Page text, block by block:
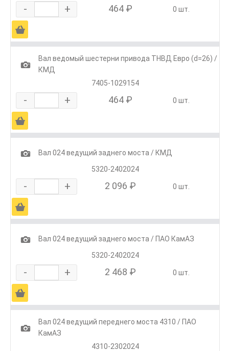
- + 464 ₽ 0 шт.
Ä
1
Вал ведомый шестерни привода ТНВД Евро (d=26) /
КМД
7405-1029154
- + 464 ₽ 0 шт.
Ä
1
Вал 024 ведущий заднего моста / КМД
5320-2402024
- + 2 096 ₽ 0 шт.
Ä
1
Вал 024 ведущий заднего моста / ПАО КамАЗ
5320-2402024
- + 2 468 ₽ 0 шт.
Ä
1
Вал 024 ведущий переднего моста 4310 / ПАО
КамАЗ
4310-2302024